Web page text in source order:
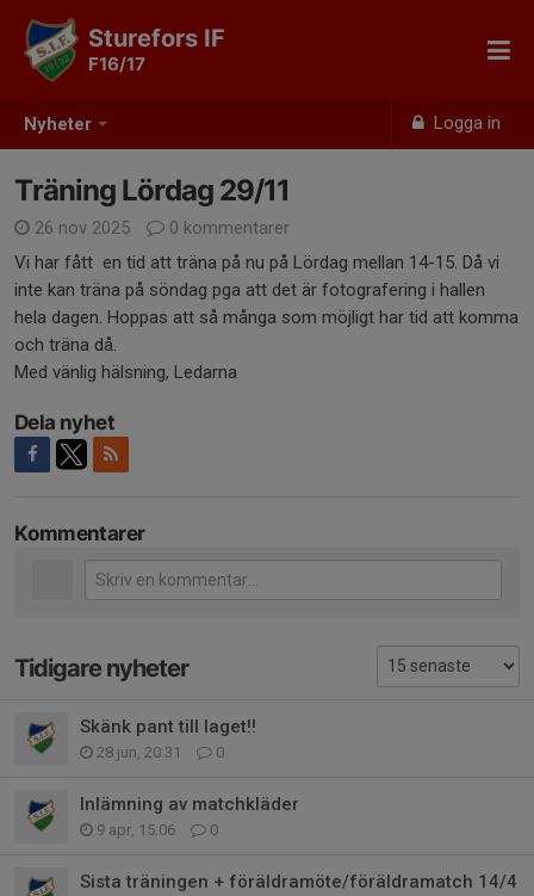
Nyheter Logga in
Sturefors IF
F16/17
Träning Lördag 29/11
26 nov 2025
0 kommentarer
Vi har fått en tid att träna på nu på Lördag mellan 14-15. Då vi
inte kan träna på söndag pga att det är fotografering i hallen
hela dagen. Hoppas att så många som möjligt har tid att komma
och träna då.
Med vänlig hälsning, Ledarna
Dela nyhet
Kommentarer
Tidigare nyheter
Skänk pant till laget!!
28 jun, 20:31 0
Inlämning av matchkläder
9 apr, 15:06 0
Sista träningen + föräldramöte/föräldramatch 14/4